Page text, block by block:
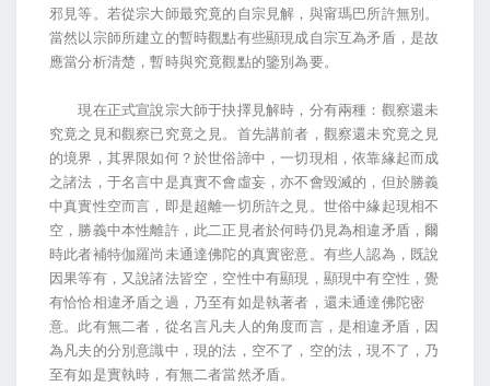
邪見等。若從宗大師最究竟的自宗見解，與甯瑪巴所許無別。
當然以宗師所建立的暫時觀點有些顯現成自宗互為矛盾，是故
應當分析清楚，暫時與究竟觀點的鑒別為要。
現在正式宣說宗大師于抉擇見解時，分有兩種：觀察還未
究竟之見和觀察已究竟之見。首先講前者，觀察還未究竟之見
的境界，其界限如何？於世俗諦中，一切現相，依靠緣起而成
之諸法，于名言中是真實不會虛妄，亦不會毀滅的，但於勝義
中真實性空而言，即是超離一切所許之見。世俗中緣起現相不
空，勝義中本性離許，此二正見者於何時仍見為相違矛盾，爾
時此者補特伽羅尚未通達佛陀的真實密意。有些人認為，既說
因果等有，又說諸法皆空，空性中有顯現，顯現中有空性，覺
有恰恰相違矛盾之過，乃至有如是執著者，還未通達佛陀密
意。此有無二者，從名言凡夫人的角度而言，是相違矛盾，因
為凡夫的分別意識中，現的法，空不了，空的法，現不了，乃
至有如是實執時，有無二者當然矛盾。